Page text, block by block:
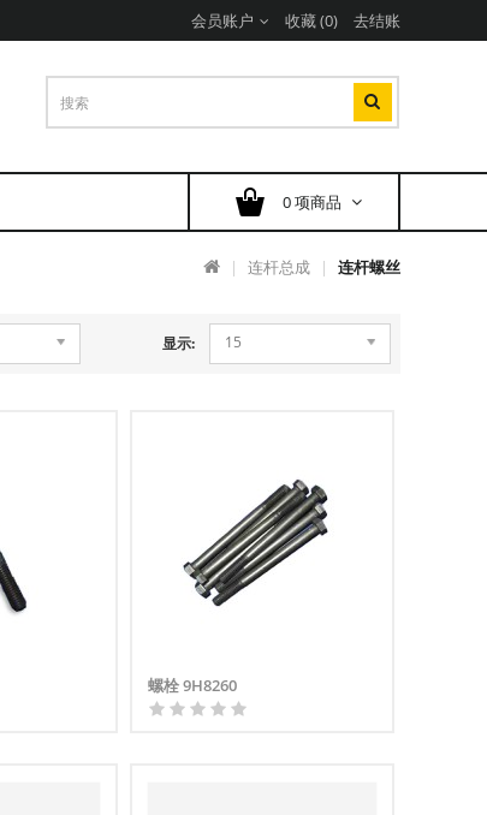
会员账户 收藏 (0) 去结账
0 项商品
连杆总成 连杆螺丝
显示: 15
螺栓 9H8260